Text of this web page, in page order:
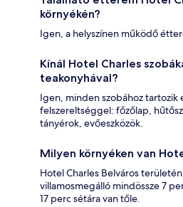
környékén?
Igen, a helyszínen működő
Kínál Hotel Charles
teakonyhával?
Igen, minden szobához tartozik
felszereltséggel: főzőlap,
tányérok, evőeszközök.
Milyen környéken van
Hotel Charles Belváros
villamosmegálló mindössze 7
17 perc sétára van tőle.